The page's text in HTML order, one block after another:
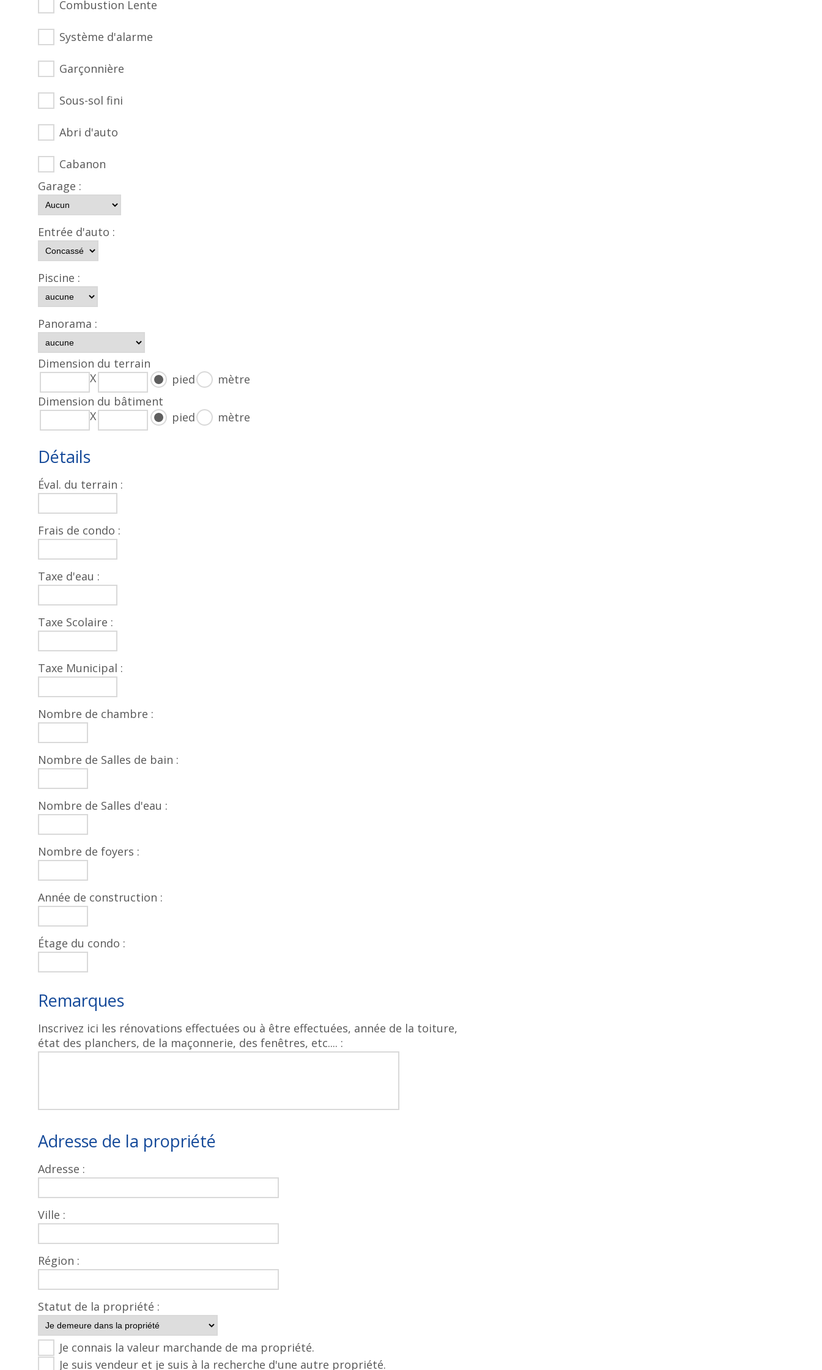
Combustion Lente
Système d'alarme
Garçonnière
Sous-sol fini
Abri d'auto
Cabanon
Garage :
Entrée d'auto :
Piscine :
Panorama :
Dimension du terrain
X
pied
mètre
Dimension du bâtiment
X
pied mètre
Détails
Éval. du terrain :
Frais de condo :
Taxe d'eau :
Taxe Scolaire :
Taxe Municipal :
Nombre de chambre :
Nombre de Salles de bain :
Nombre de Salles d'eau :
Nombre de foyers :
Année de construction :
Étage du condo :
Remarques
Inscrivez ici les rénovations effectuées ou à être effectuées, année de la toiture,
état des planchers, de la maçonnerie, des fenêtres, etc.... :
Adresse de la propriété
Adresse :
Ville :
Région :
Statut de la propriété :
Je connais la valeur marchande de ma propriété.
Je suis vendeur et je suis à la recherche d'une autre propriété.